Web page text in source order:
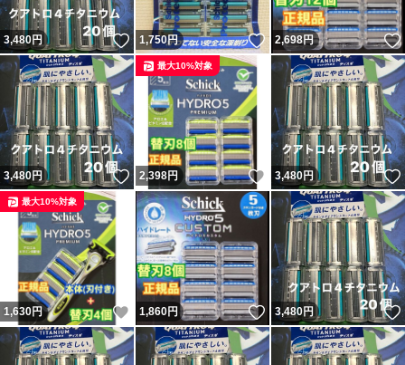
3,480円 いいね！
1,750円 いいね！
2,698円
3,480円 いいね！
2,398円 いいね！
最大10%対象
3,480円
1,630円 いいね！
最大10%対象
1,860円 いいね！
3,480円